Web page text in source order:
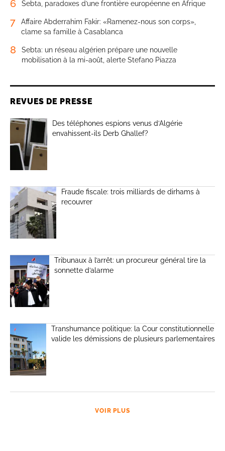
6 Sebta, paradoxes d’une frontière européenne en Afrique
7
Affaire Abderrahim Fakir: «Ramenez-nous son corps»,
clame sa famille à Casablanca
8
Sebta: un réseau algérien prépare une nouvelle
mobilisation à la mi-août, alerte Stefano Piazza
REVUES DE PRESSE
Des téléphones espions venus d’Algérie
envahissent-ils Derb Ghallef?
Fraude fiscale: trois milliards de dirhams à
recouvrer
Tribunaux à l’arrêt: un procureur général tire la
sonnette d’alarme
Transhumance politique: la Cour constitutionnelle
valide les démissions de plusieurs parlementaires
VOIR PLUS